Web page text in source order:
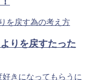
りを戻すたった